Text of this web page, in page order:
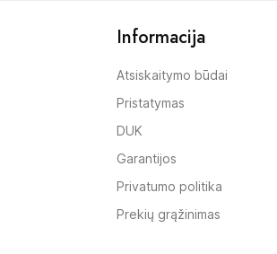
Informacija
Atsiskaitymo būdai
Pristatymas
DUK
Garantijos
Privatumo politika
Prekių grąžinimas